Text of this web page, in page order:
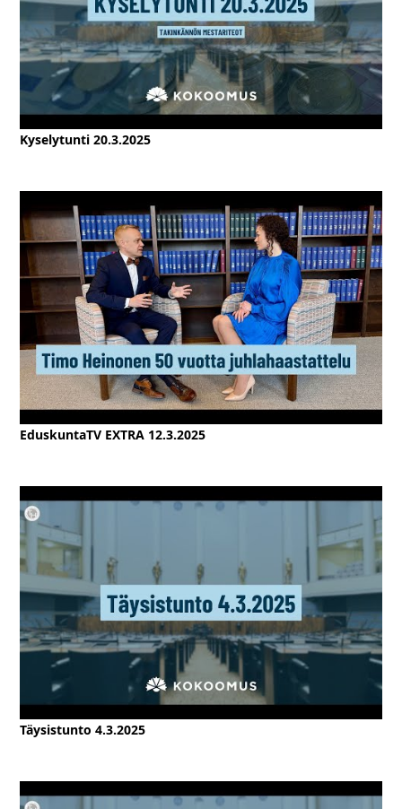
Kyselytunti 20.3.2025
EduskuntaTV EXTRA 12.3.2025
Täysistunto 4.3.2025